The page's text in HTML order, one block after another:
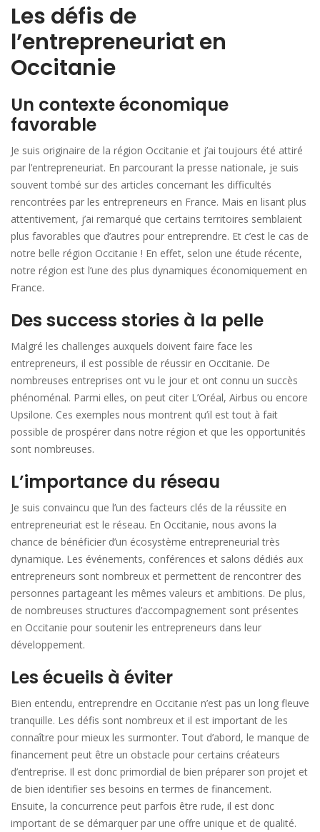
Les défis de
l’entrepreneuriat en
Occitanie
Un contexte économique
favorable
Je suis originaire de la région Occitanie et j’ai toujours été attiré
par l’entrepreneuriat. En parcourant la presse nationale, je suis
souvent tombé sur des articles concernant les difficultés
rencontrées par les entrepreneurs en France. Mais en lisant plus
attentivement, j’ai remarqué que certains territoires semblaient
plus favorables que d’autres pour entreprendre. Et c’est le cas de
notre belle région Occitanie ! En effet, selon une étude récente,
notre région est l’une des plus dynamiques économiquement en
France.
Des success stories à la pelle
Malgré les challenges auxquels doivent faire face les
entrepreneurs, il est possible de réussir en Occitanie. De
nombreuses entreprises ont vu le jour et ont connu un succès
phénoménal. Parmi elles, on peut citer L’Oréal, Airbus ou encore
Upsilone. Ces exemples nous montrent qu’il est tout à fait
possible de prospérer dans notre région et que les opportunités
sont nombreuses.
L’importance du réseau
Je suis convaincu que l’un des facteurs clés de la réussite en
entrepreneuriat est le réseau. En Occitanie, nous avons la
chance de bénéficier d’un écosystème entrepreneurial très
dynamique. Les événements, conférences et salons dédiés aux
entrepreneurs sont nombreux et permettent de rencontrer des
personnes partageant les mêmes valeurs et ambitions. De plus,
de nombreuses structures d’accompagnement sont présentes
en Occitanie pour soutenir les entrepreneurs dans leur
développement.
Les écueils à éviter
Bien entendu, entreprendre en Occitanie n’est pas un long fleuve
tranquille. Les défis sont nombreux et il est important de les
connaître pour mieux les surmonter. Tout d’abord, le manque de
financement peut être un obstacle pour certains créateurs
d’entreprise. Il est donc primordial de bien préparer son projet et
de bien identifier ses besoins en termes de financement.
Ensuite, la concurrence peut parfois être rude, il est donc
important de se démarquer par une offre unique et de qualité.